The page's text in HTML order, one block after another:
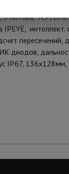
расписанию,
3 потока, TCP/
пересечений,
IР67, 136х128мм,